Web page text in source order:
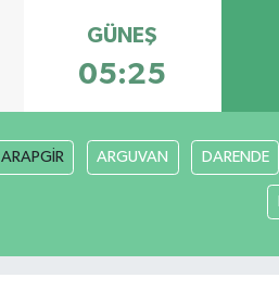
GÜNEŞ
05:25
ARAPGİR ARGUVAN DARENDE